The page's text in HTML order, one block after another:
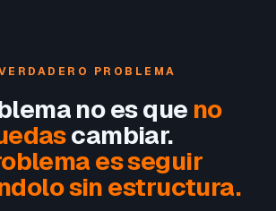
PROBLEMA
no es que no
cambiar.
es seguir
sin estructura.